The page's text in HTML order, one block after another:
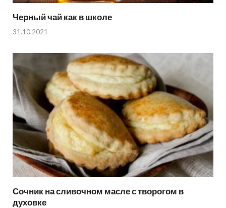
Черный чай как в школе
31.10.2021
Сочник на сливочном масле с творогом в
духовке